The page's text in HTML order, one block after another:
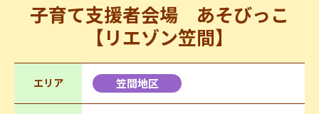
子育て支援者会場 あそびっこ
【リエゾン笠間】
エリア 笠間地区